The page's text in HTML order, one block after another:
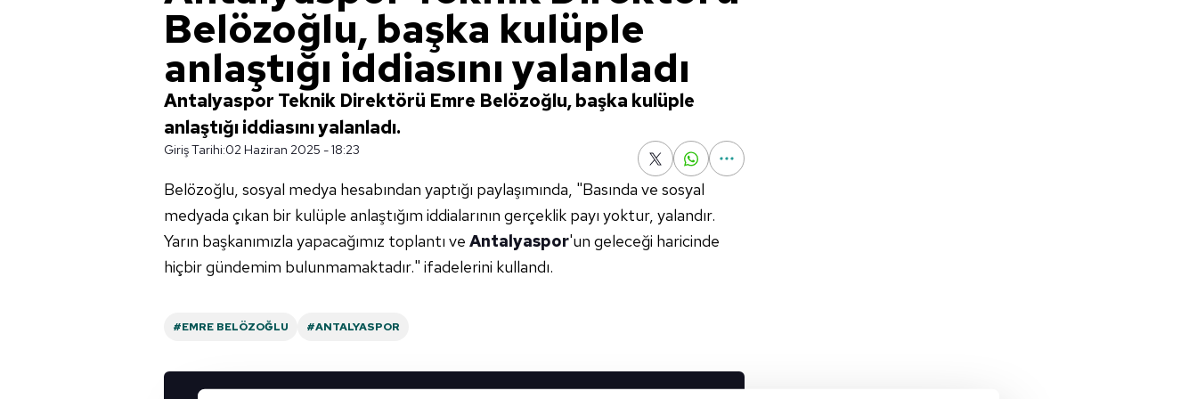
Belözoğlu, başka kulüple
anlaştığı iddiasını yalanladı
Antalyaspor Teknik Direktörü Emre Belözoğlu, başka kulüple
anlaştığı iddiasını yalanladı.
Giriş Tarihi:02 Haziran 2025 - 18:23
Belözoğlu, sosyal medya hesabından yaptığı paylaşımında, "Basında ve sosyal
medyada çıkan bir kulüple anlaştığım iddialarının gerçeklik payı yoktur, yalandır.
Yarın başkanımızla yapacağımız toplantı ve Antalyaspor'un geleceği haricinde
hiçbir gündemim bulunmamaktadır." ifadelerini kullandı.
#EMRE BELÖZOĞLU #ANTALYASPOR